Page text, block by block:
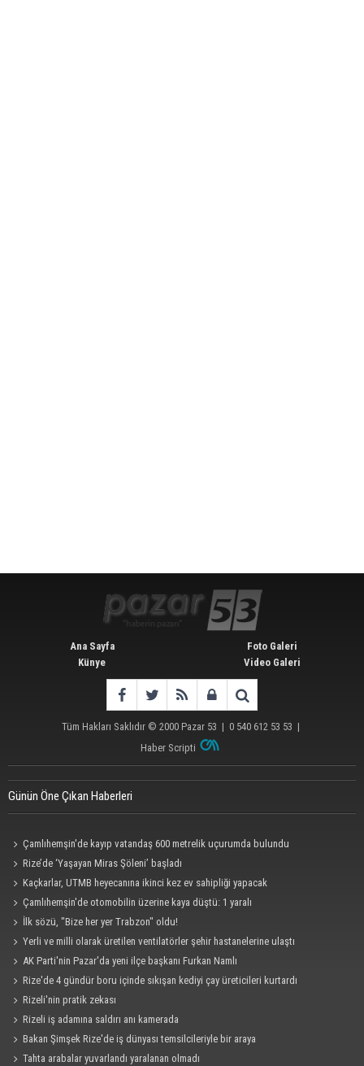
Ana Sayfa
Künye
Foto Galeri
Video Galeri
Tüm Hakları Saklıdır © 2000 Pazar 53 | 0 540 612 53 53 |
Haber Scripti
Günün Öne Çıkan Haberleri
Çamlıhemşin'de kayıp vatandaş 600 metrelik uçurumda bulundu
Rize’de ‘Yaşayan Miras Şöleni’ başladı
Kaçkarlar, UTMB heyecanına ikinci kez ev sahipliği yapacak
Çamlıhemşin'de otomobilin üzerine kaya düştü: 1 yaralı
İlk sözü, "Bize her yer Trabzon" oldu!
Yerli ve milli olarak üretilen ventilatörler şehir hastanelerine ulaştı
AK Parti'nin Pazar'da yeni ilçe başkanı Furkan Namlı
Rize'de 4 gündür boru içinde sıkışan kediyi çay üreticileri kurtardı
Rizeli'nin pratik zekası
Rizeli iş adamına saldırı anı kamerada
Bakan Şimşek Rize'de iş dünyası temsilcileriyle bir araya
Tahta arabalar yuvarlandı yaralanan olmadı